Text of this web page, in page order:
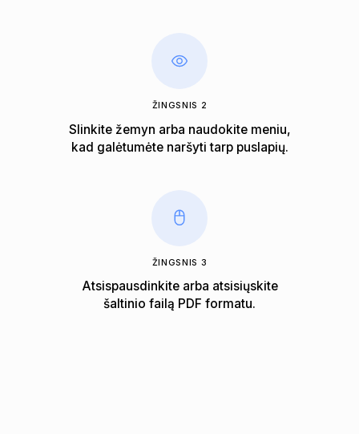
ŽINGSNIS 2
Slinkite žemyn arba naudokite meniu,
kad galėtumėte naršyti tarp puslapių.
ŽINGSNIS 3
Atsispausdinkite arba atsisiųskite
šaltinio failą PDF formatu.